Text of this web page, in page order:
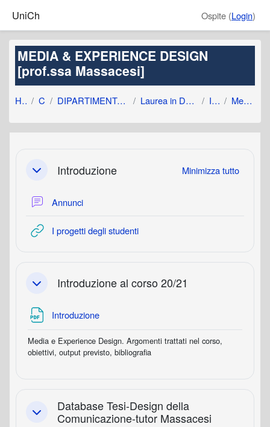
UniCh Ospite (Login)
MEDIA & EXPERIENCE DESIGN
[prof.ssa Massacesi]
Home Corsi DIPARTIMENTO DI ARCHITETTURA Laurea in Design (L-4 triennale) III anno MediaExpDes
MinimizzaIntroduzione Minimizza tutto
Annunci
I progetti degli studentiURL
MinimizzaIntroduzione al corso 20/21
Introduzione
Media e Experience Design. Argomenti trattati nel corso,
obiettivi, output previsto, bibliografia
Minimizza
Database Tesi-Design della
Comunicazione-tutor Massacesi